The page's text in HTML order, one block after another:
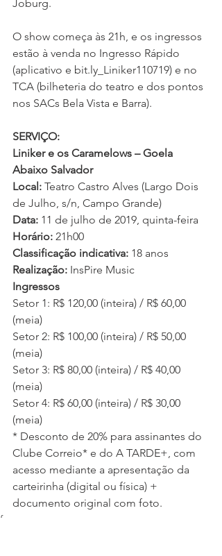
Joburg.
O show começa às 21h, e os ingressos
estão à venda no Ingresso Rápido
(aplicativo e bit.ly_Liniker110719) e no
TCA (bilheteria do teatro e dos pontos
nos SACs Bela Vista e Barra).
SERVIÇO:
Liniker e os Caramelows – Goela
Abaixo Salvador
Local: Teatro Castro Alves (Largo Dois
de Julho, s/n, Campo Grande)
Data: 11 de julho de 2019, quinta-feira
Horário: 21h00
Classificação indicativa: 18 anos
Realização: InsPire Music
Ingressos
Setor 1: R$ 120,00 (inteira) / R$ 60,00
(meia)
Setor 2: R$ 100,00 (inteira) / R$ 50,00
(meia)
Setor 3: R$ 80,00 (inteira) / R$ 40,00
(meia)
Setor 4: R$ 60,00 (inteira) / R$ 30,00
(meia)
* Desconto de 20% para assinantes do
Clube Correio* e do A TARDE+, com
acesso mediante a apresentação da
carteirinha (digital ou física) +
documento original com foto.
famosos